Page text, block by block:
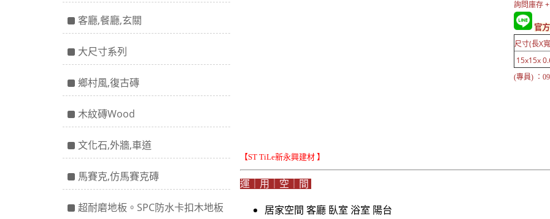
客廳,餐廳,玄關
大尺寸系列
鄉村風,復古磚
木紋磚Wood
文化石,外牆,車道
馬賽克,仿馬賽克磚
超耐磨地板。SPC防水卡扣木地板
詢問庫存
官
尺寸(長X
15x15x
(專員) ：
【ST TiLe新永興建材 】
運｜用｜空｜間
居家空間 客廳 臥室 浴室 陽台